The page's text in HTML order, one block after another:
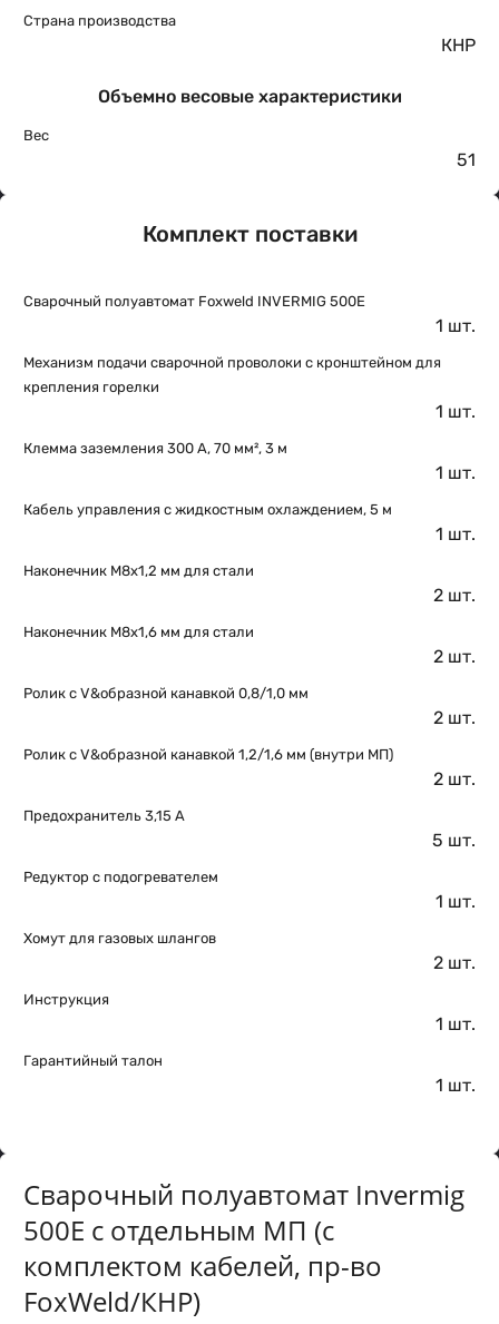
Страна производства
КНР
Объемно весовые характеристики
Вес
51
Комплект поставки
Сварочный полуавтомат Foxweld INVERMIG 500E
1 шт.
Механизм подачи сварочной проволоки с кронштейном для
крепления горелки
1 шт.
Клемма заземления 300 А, 70 мм², 3 м
1 шт.
Кабель управления с жидкостным охлаждением, 5 м
1 шт.
Наконечник М8х1,2 мм для стали
2 шт.
Наконечник М8х1,6 мм для стали
2 шт.
Ролик с V&образной канавкой 0,8/1,0 мм
2 шт.
Ролик с V&образной канавкой 1,2/1,6 мм (внутри МП)
2 шт.
Предохранитель 3,15 А
5 шт.
Редуктор с подогревателем
1 шт.
Хомут для газовых шлангов
2 шт.
Инструкция
1 шт.
Гарантийный талон
1 шт.
Сварочный полуавтомат Invermig
500E с отдельным МП (с
комплектом кабелей, пр-во
FoxWeld/КНР)